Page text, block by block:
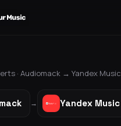
· Audiomack → Yandex Music
→ Yandex Music